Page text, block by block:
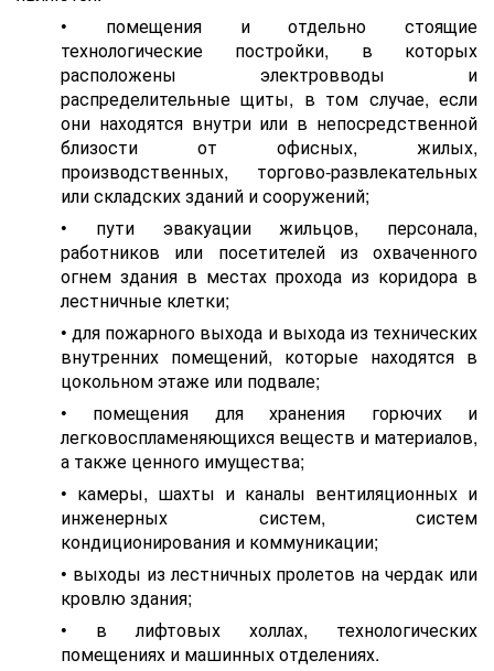
• помещения и отдельно стоящие
технологические постройки, в которых
расположены электровводы и
распределительные щиты, в том случае, если
они находятся внутри или в непосредственной
близости от офисных, жилых,
производственных, торгово-развлекательных
или складских зданий и сооружений;
• пути эвакуации жильцов, персонала,
работников или посетителей из охваченного
огнем здания в местах прохода из коридора в
лестничные клетки;
• для пожарного выхода и выхода из технических
внутренних помещений, которые находятся в
цокольном этаже или подвале;
• помещения для хранения горючих и
легковоспламеняющихся веществ и материалов,
а также ценного имущества;
• камеры, шахты и каналы вентиляционных и
инженерных систем, систем
кондиционирования и коммуникации;
• выходы из лестничных пролетов на чердак или
кровлю здания;
• в лифтовых холлах, технологических
помещениях и машинных отделениях.